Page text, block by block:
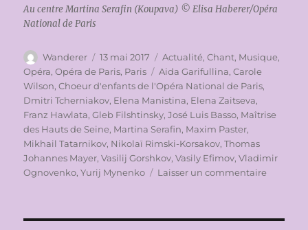
Au centre Martina Serafin (Koupava) © Elisa Haberer/Opéra
National de Paris
Auteur
Wanderer
Publié
le
13 mai 2017 Catégories
Actualité,Chant, Musique,
Opéra,Opéra de Paris, Paris Étiquettes
Aida Garifullina,Carole
Wilson,Choeur d'enfants de l'Opéra National de Paris,
Dmitri Tcherniakov, Elena Manistina, Elena Zaitseva,
Franz Hawlata,Gleb Filshtinsky,José Luis Basso, Maîtrise
des Hauts de Seine, Martina Serafin, Maxim Paster,
Mikhail Tatarnikov, Nikolaï Rimski-Korsakov,Thomas
Johannes Mayer,Vasilij Gorshkov,Vasily Efimov,Vladimir
Ognovenko,Yurij Mynenko Laisser un commentairesur